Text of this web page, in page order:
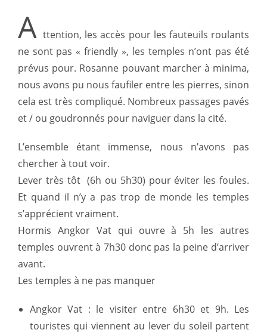
A ttention, les accès pour les fauteuils roulants
ne sont pas « friendly », les temples n’ont pas été
prévus pour. Rosanne pouvant marcher à minima,
nous avons pu nous faufiler entre les pierres, sinon
cela est très compliqué. Nombreux passages pavés
et / ou goudronnés pour naviguer dans la cité.
L’ensemble étant immense, nous n’avons pas
chercher à tout voir.
Lever très tôt (6h ou 5h30) pour éviter les foules.
Et quand il n’y a pas trop de monde les temples
s’apprécient vraiment.
Hormis Angkor Vat qui ouvre à 5h les autres
temples ouvrent à 7h30 donc pas la peine d’arriver
avant.
Les temples à ne pas manquer
Angkor Vat : le visiter entre 6h30 et 9h. Les
touristes qui viennent au lever du soleil partent